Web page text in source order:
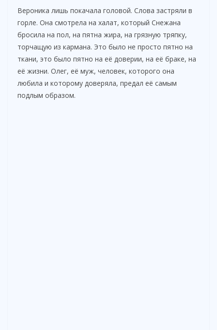
Вероника лишь покачала головой. Слова застряли в
горле. Она смотрела на халат, который Снежана
бросила на пол, на пятна жира, на грязную тряпку,
торчащую из кармана. Это было не просто пятно на
ткани, это было пятно на её доверии, на её браке, на
её жизни. Олег, её муж, человек, которого она
любила и которому доверяла, предал её самым
подлым образом.